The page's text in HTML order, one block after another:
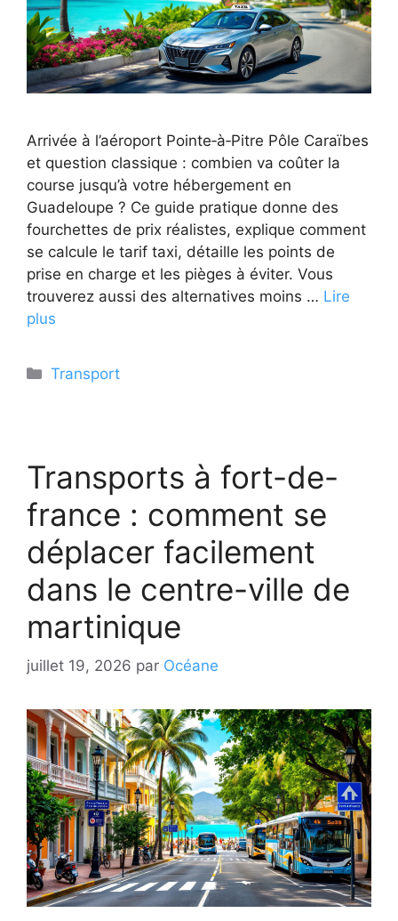
Arrivée à l’aéroport Pointe‑à‑Pitre Pôle Caraïbes
et question classique : combien va coûter la
course jusqu’à votre hébergement en
Guadeloupe ? Ce guide pratique donne des
fourchettes de prix réalistes, explique comment
se calcule le tarif taxi, détaille les points de
prise en charge et les pièges à éviter. Vous
trouverez aussi des alternatives moins … Lire
plus
Catégories
Transport
Transports à fort-de-
france : comment se
déplacer facilement
dans le centre-ville de
martinique
juillet 19, 2026 par Océane